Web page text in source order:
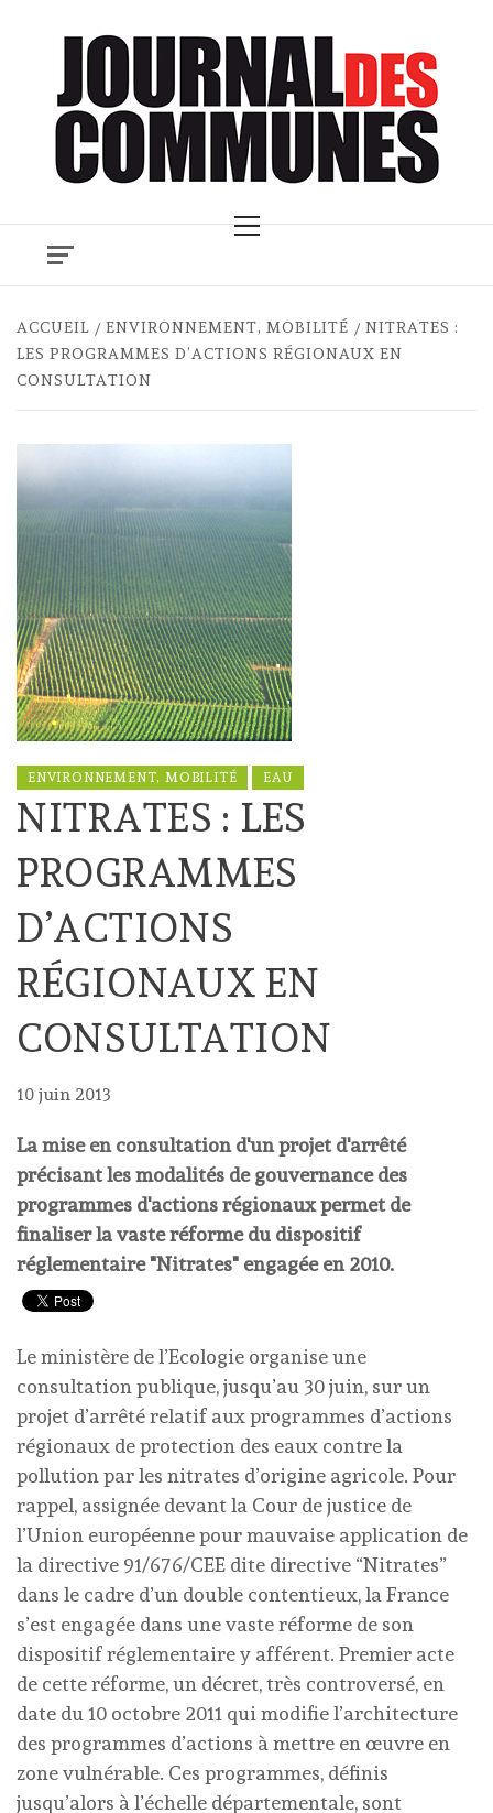
Menu
ACCUEIL ENVIRONNEMENT, MOBILITÉ
NITRATES :
LES PROGRAMMES D’ACTIONS RÉGIONAUX EN
CONSULTATION
ENVIRONNEMENT, MOBILITÉ EAU
NITRATES : LES
PROGRAMMES
D’ACTIONS
RÉGIONAUX EN
CONSULTATION
10 juin 2013
La mise en consultation d'un projet d'arrêté
précisant les modalités de gouvernance des
programmes d'actions régionaux permet de
finaliser la vaste réforme du dispositif
réglementaire "Nitrates" engagée en 2010.
Le ministère de l’Ecologie organise une
consultation publique, jusqu’au 30 juin, sur un
projet d’arrêté relatif aux programmes d’actions
régionaux de protection des eaux contre la
pollution par les nitrates d’origine agricole. Pour
rappel, assignée devant la Cour de justice de
l’Union européenne pour mauvaise application de
la directive 91/676/CEE dite directive “Nitrates”
dans le cadre d’un double contentieux, la France
s’est engagée dans une vaste réforme de son
dispositif réglementaire y afférent. Premier acte
de cette réforme, un décret, très controversé, en
date du 10 octobre 2011 qui modifie l’architecture
des programmes d’actions à mettre en œuvre en
zone vulnérable. Ces programmes, définis
jusqu’alors à l’échelle départementale, sont